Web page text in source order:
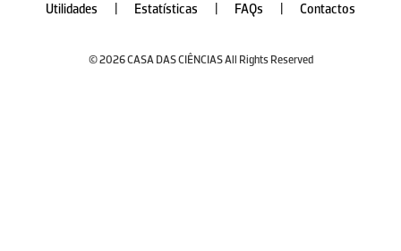
Utilidades
Estatísticas FAQs Contactos
© 2026 CASA DAS CIÊNCIAS All Rights Reserved